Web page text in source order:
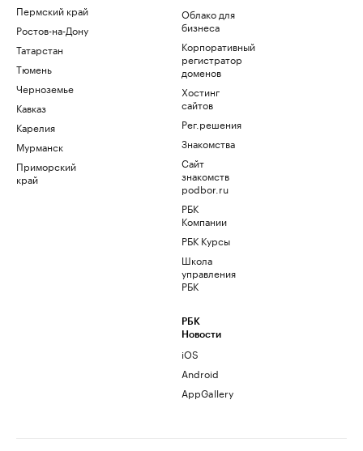
Пермский край
Ростов-на-Дону
Татарстан
Тюмень
Черноземье
Кавказ
Карелия
Мурманск
Приморский
край
Облако для
бизнеса
Корпоративный
регистратор
доменов
Хостинг
сайтов
Рег.решения
Знакомства
Сайт
знакомств
podbor.ru
РБК
Компании
РБК Курсы
Школа
управления
РБК
РБК
Новости
iOS
Android
AppGallery